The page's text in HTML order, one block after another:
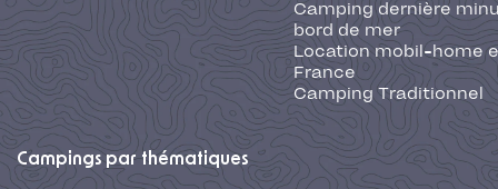
Camping dernière
bord de mer
Location mobil-home
France
Camping Traditionnel
Campings par thématiques